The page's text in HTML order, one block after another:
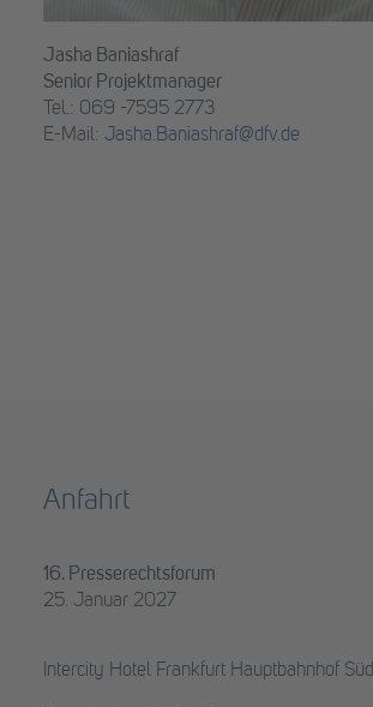
Jasha Baniashraf
Senior Projektmanager
Tel.: 069 -7595 2773
E-Mail: Jasha.Baniashraf@dfv.de
Anfahrt
16. Presserechtsforum
25. Januar 2027
Intercity Hotel Frankfurt Hauptbahnhof Süd